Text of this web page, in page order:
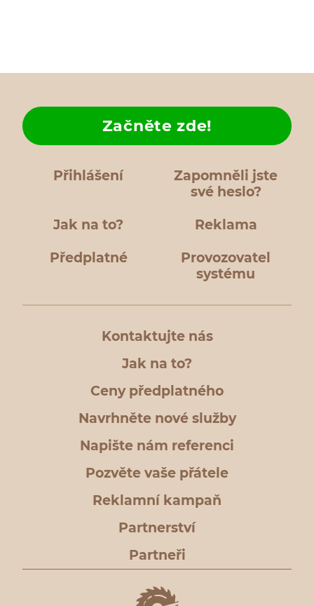
Přihlášení
Zapomněli jste
své heslo?
Jak na to?
Začněte zde!
Reklama
Předplatné
Provozovatel
systému
Kontaktujte nás
Jak na to?
Ceny předplatného
Navrhněte nové služby
Napište nám referenci
Pozvěte vaše přátele
Reklamní kampaň
Partnerství
Partneři